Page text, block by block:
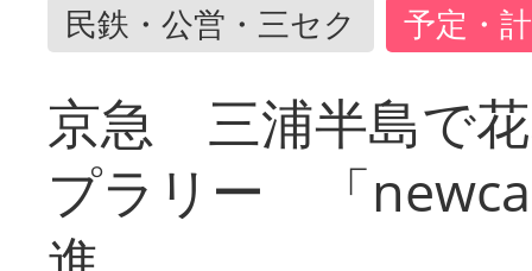
民鉄・公営・三セク 予定・
京急 三浦半島で
プラリー 「